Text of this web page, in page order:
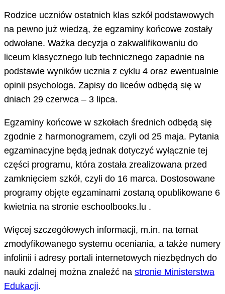
Rodzice uczniów ostatnich klas szkół podstawowych
na pewno już wiedzą, że egzaminy końcowe zostały
odwołane. Ważka decyzja o zakwalifikowaniu do
liceum klasycznego lub technicznego zapadnie na
podstawie wyników ucznia z cyklu 4 oraz ewentualnie
opinii psychologa. Zapisy do liceów odbędą się w
dniach 29 czerwca – 3 lipca.
Egzaminy końcowe w szkołach średnich odbędą się
zgodnie z harmonogramem, czyli od 25 maja. Pytania
egzaminacyjne będą jednak dotyczyć wyłącznie tej
części programu, która została zrealizowana przed
zamknięciem szkół, czyli do 16 marca. Dostosowane
programy objęte egzaminami zostaną opublikowane 6
kwietnia na stronie eschoolbooks.lu .
Więcej szczegółowych informacji, m.in. na temat
zmodyfikowanego systemu oceniania, a także numery
infolinii i adresy portali internetowych niezbędnych do
nauki zdalnej można znaleźć na stronie Ministerstwa
Edukacji.